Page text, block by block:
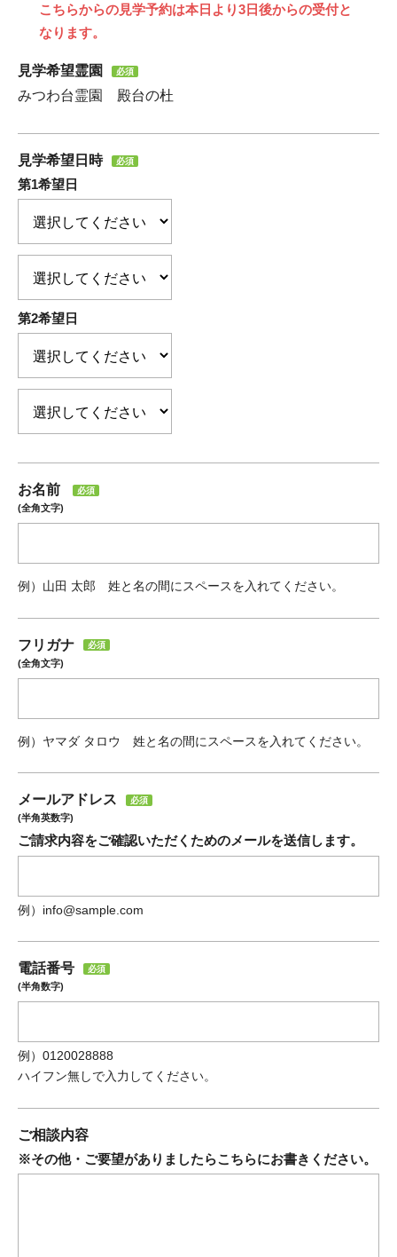
こちらからの見学予約は本日より3日後からの受付と
なります。
見学希望霊園 必須
みつわ台霊園 殿台の杜
見学希望日時 必須
第1希望日
第2希望日
お名前
(全角文字)
必須
例）山田 太郎 姓と名の間にスペースを入れてください。
フリガナ
(全角文字)
必須
例）ヤマダ タロウ 姓と名の間にスペースを入れてください。
メールアドレス
(半角英数字)
必須
ご請求内容をご確認いただくためのメールを送信します。
例）info@sample.com
電話番号
(半角数字)
必須
例）0120028888
ハイフン無しで入力してください。
ご相談内容
※その他・ご要望がありましたらこちらにお書きください。